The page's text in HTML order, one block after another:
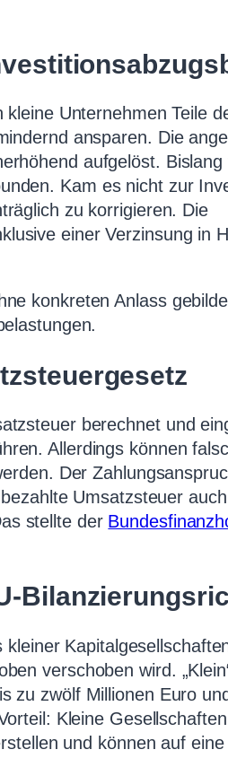
Unternehmen Teile
ansparen. Die
aufgelöst. Bislang
Kam es nicht zur
zu korrigieren. Die
einer Verzinsung in
konkreten Anlass
berechnet und
Allerdings können
Der
Umsatzsteuer
stellte der
verschoben wird.
zu zwölf Millionen Euro
Kleine
und können auf